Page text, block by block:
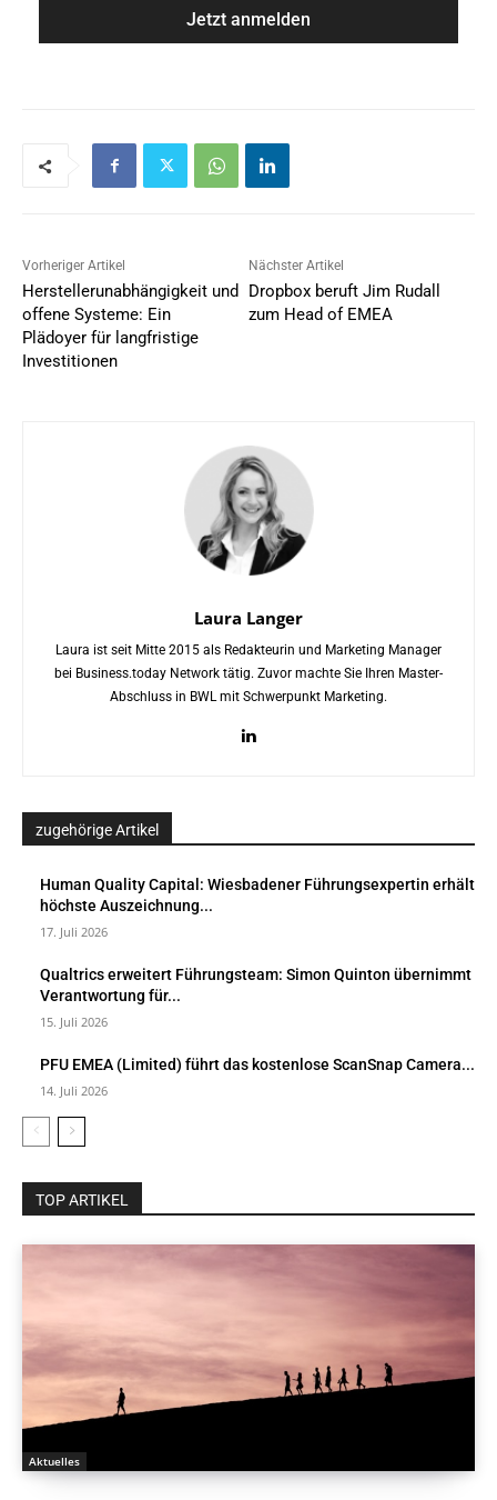
l
Vorheriger Artikel
Herstellerunabhängigkeit und
offene Systeme: Ein
Plädoyer für langfristige
Investitionen
Nächster Artikel
Dropbox beruft Jim Rudall
zum Head of EMEA
Laura Langer
Laura ist seit Mitte 2015 als Redakteurin und Marketing Manager
bei Business.today Network tätig. Zuvor machte Sie Ihren Master-
Abschluss in BWL mit Schwerpunkt Marketing.
zugehörige Artikel
Human Quality Capital: Wiesbadener Führungsexpertin erhält
höchste Auszeichnung...
17. Juli 2026
Qualtrics erweitert Führungsteam: Simon Quinton übernimmt
Verantwortung für...
15. Juli 2026
PFU EMEA (Limited) führt das kostenlose ScanSnap Camera...
14. Juli 2026
TOP ARTIKEL
Aktuelles